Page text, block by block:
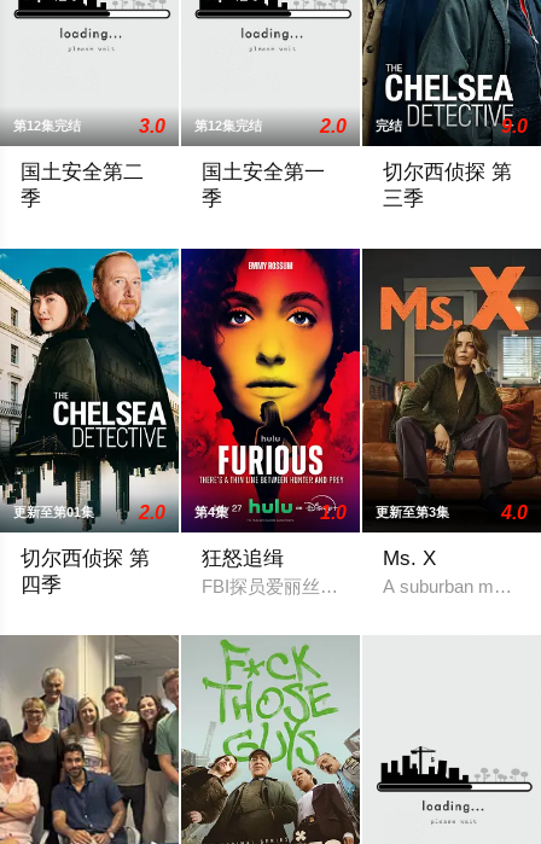
第12集完结 3.0
国土安全第二
季
第12集完结 2.0
国土安全第一
季
完结 9.0
切尔西侦探 第
三季
更新至第01集 2.0
切尔西侦探 第
四季
第4集 1.0
狂怒追缉
FBI探员爱丽丝·布莱克（埃米·罗森 饰）
更新至第3集 4.0
Ms. X
A suburban mom